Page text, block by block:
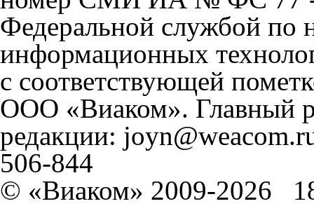
Федеральной службой по
информационных
с соответствующей
ООО «Виаком». Главный
редакции:
506-844
© «Виаком» 2009-2026